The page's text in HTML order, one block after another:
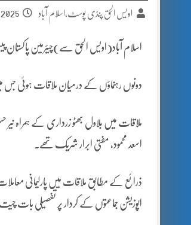
اویس الحق پنڈی پوسٹ،اسلام آباد
اسلام آباد(اویس الحق سے)چیئرمین پاکستان
دونوں رہنماؤں کے درمیان ملاقات ہوئی جس
ملاقات میں بلاول بھٹو زرداری کے ہمراہ
اسعد محمود، مفتی ابرار شریک تھے۔
ذرائع کے مطابق ملاقات میں پارلیمانی
اپوزیشن جماعتوں کے کردار پر تفصیلی بات